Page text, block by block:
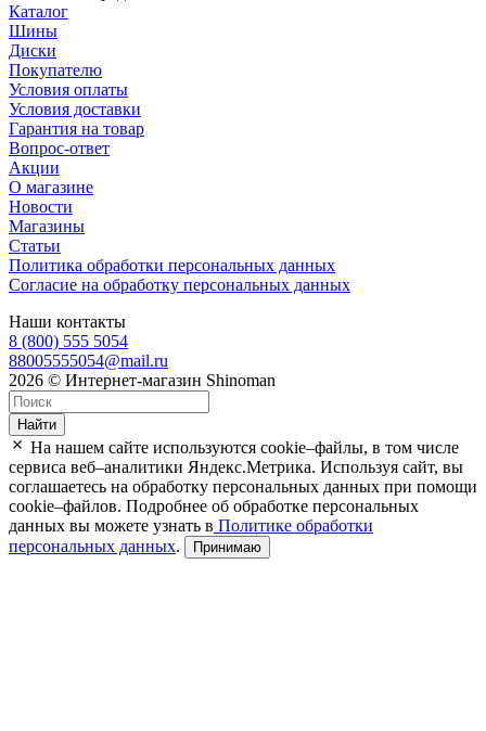
Каталог
Шины
Диски
Покупателю
Условия оплаты
Условия доставки
Гарантия на товар
Вопрос-ответ
Акции
О магазине
Новости
Магазины
Статьи
Политика обработки персональных данных
Согласие на обработку персональных данных
Наши контакты
8 (800) 555 5054
88005555054@mail.ru
2026 © Интернет-магазин Shinoman
Найти
На нашем сайте используются cookie–файлы, в том числе
сервиса веб–аналитики Яндекс.Метрика. Используя сайт, вы
соглашаетесь на обработку персональных данных при помощи
cookie–файлов. Подробнее об обработке персональных
данных вы можете узнать в Политике обработки
персональных данных. Принимаю